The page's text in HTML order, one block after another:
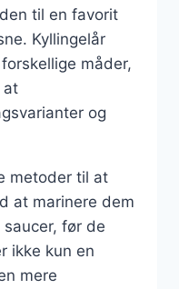
til en favorit
Kyllingelår
måder,
at
og
metoder til at
at marinere dem
før de
ikke kun en
mere